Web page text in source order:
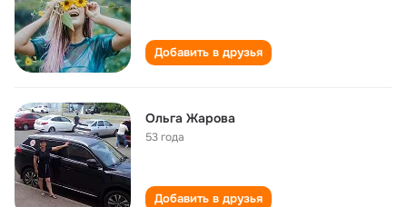
Добавить в друзья
Ольга Жарова
53 года
Добавить в друзья